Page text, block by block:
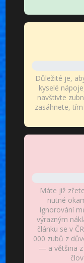
Důležité je,
kyselé
navštivte
zasáhnete,
Máte již
nutné
Ignorování
výrazným
článku se v
000 zubů z
— a většina z